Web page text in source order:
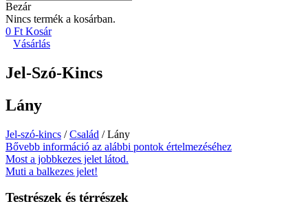
Bezár
Nincs termék a kosárban.
0 Ft Kosár
Vásárlás
Jel-Szó-Kincs
Lány
Jel-szó-kincs /Család / Lány
Bővebb információ az alábbi pontok értelmezéséhez
Most a jobbkezes jelet látod.
Muti a balkezes jelet!
Testrészek és térrészek